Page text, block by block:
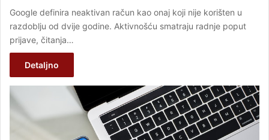
Google definira neaktivan račun kao onaj koji nije korišten u
razdoblju od dvije godine. Aktivnošću smatraju radnje poput
prijave, čitanja…
Detaljno